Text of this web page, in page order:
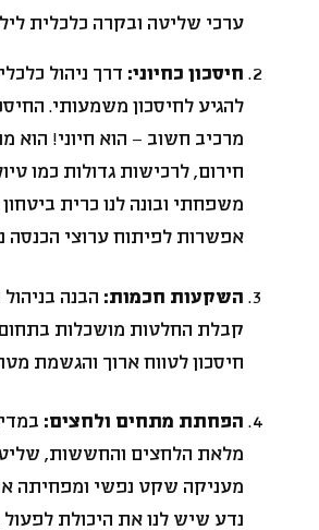
ערכי שליטה ובקרה כלכלית
חיסכון כחיוני: דרך ניהול
להגיע לחיסכון משמעותי.
מרכיב חשוב – הוא חיוני! הוא
חירום, לרכישות גדולות כמו
משפחתי ובונה לנו כרית
אפשרות לפיתוח ערוצי הכנסה
השקעות חכמות: הבנה
קבלת החלטות מושכלות
חיסכון לטווח ארוך והגשמת
הפחתת מתחים ולחצים:
מלאת הלחצים והחששות,
מעניקה שקט נפשי ומפחיתה
נדע שיש לנו את היכולת